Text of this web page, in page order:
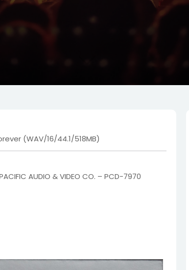
(WAV/16/44.1/518MB)
AUDIO & VIDEO CO. – PCD-7970